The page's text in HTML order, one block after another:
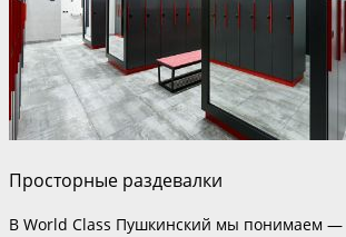
Просторные раздевалки
В World Class Пушкинский мы понимаем —